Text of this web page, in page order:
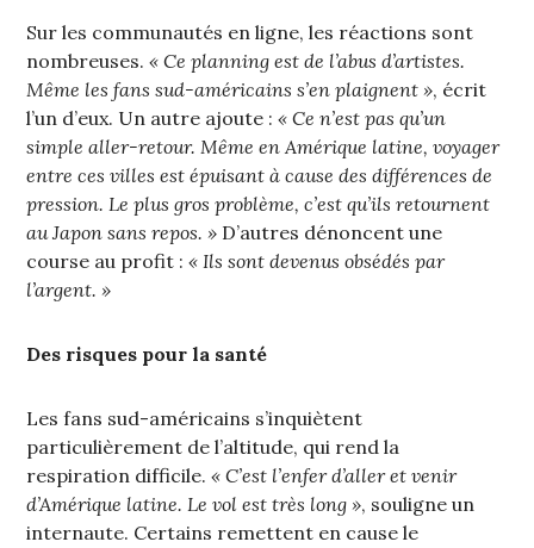
Sur les communautés en ligne, les réactions sont
nombreuses.« Ce planning est de l’abus d’artistes.
Même les fans sud-américains s’en plaignent », écrit
l’un d’eux. Un autre ajoute :« Ce n’est pas qu’un
simple aller-retour. Même en Amérique latine, voyager
entre ces villes est épuisant à cause des différences de
pression. Le plus gros problème, c’est qu’ils retournent
au Japon sans repos. » D’autres dénoncent une
course au profit :« Ils sont devenus obsédés par
l’argent. »
Des risques pour la santé
Les fans sud-américains s’inquiètent
particulièrement de l’altitude, qui rend la
respiration difficile.« C’est l’enfer d’aller et venir
d’Amérique latine. Le vol est très long », souligne un
internaute. Certains remettent en cause le